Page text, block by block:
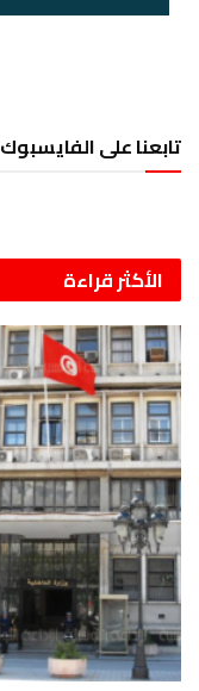
تابعنا على الفايسبوك
الأكثر قراءة